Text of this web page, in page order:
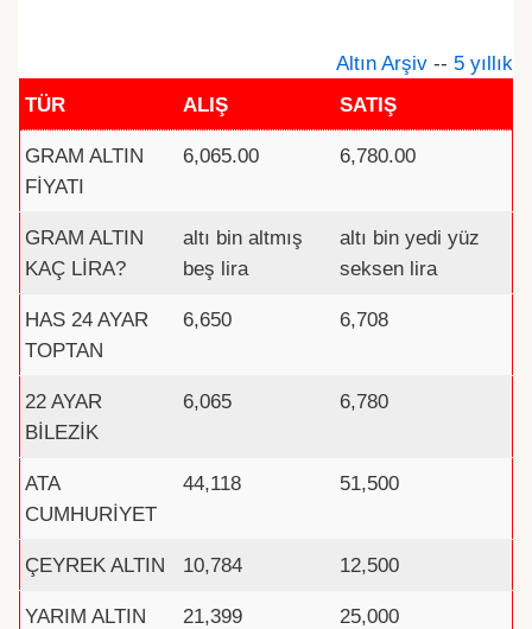
Altın Arşiv -- 5 yıllık
TÜR
ALIŞ SATIŞ
GRAM ALTIN
FİYATI
6,065.00 6,780.00
GRAM ALTIN
KAÇ LİRA?
altı bin altmış
beş lira
altı bin yedi yüz
seksen lira
HAS 24 AYAR
TOPTAN
6,650 6,708
22 AYAR
BİLEZİK
6,065 6,780
ATA
CUMHURİYET
44,118 51,500
ÇEYREK ALTIN 10,784 12,500
YARIM ALTIN 21,399 25,000